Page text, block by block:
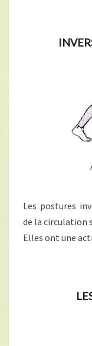
Les postures
de la circulation
Elles ont une